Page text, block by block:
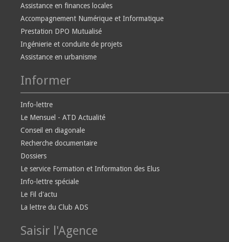
Assistance en finances locales
Accompagnement Numérique et Informatique
Prestation DPO Mutualisé
Ingénierie et conduite de projets
Assistance en urbanisme
Informer
Info-lettre
Le Mensuel - ATD Actualité
Conseil en diagonale
Recherche documentaire
Dossiers
Le service Formation et Information des Elus
Info-lettre spéciale
Le Fil d'actu
La lettre du Club ADS
Saisir l'Agence